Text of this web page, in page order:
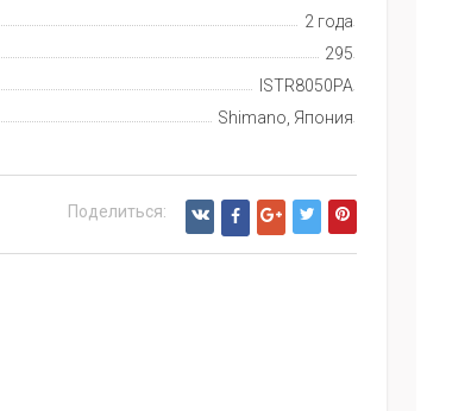
2 года
295
ISTR8050PA
Shimano, Япония
Поделиться: